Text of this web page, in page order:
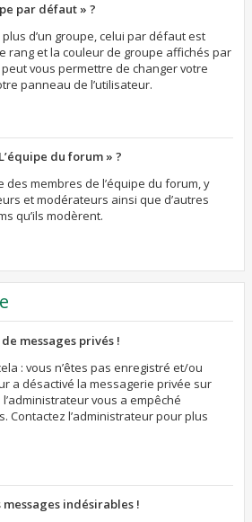
par défaut » ?
d’un groupe, celui par défaut est
rang et la couleur de groupe affichés par
vous permettre de changer votre
panneau de l’utilisateur.
du forum » ?
des membres de l’équipe du forum, y
et modérateurs ainsi que d’autres
qu’ils modèrent.
messages privés !
: vous n’êtes pas enregistré et/ou
a désactivé la messagerie privée sur
vous a empêché
Contactez l’administrateur pour plus
indésirables !